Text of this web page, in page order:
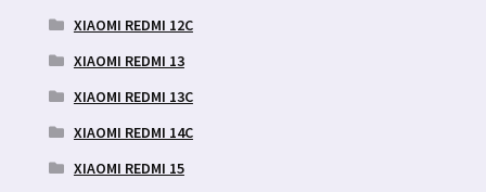
XIAOMI REDMI 12C
XIAOMI REDMI 13
XIAOMI REDMI 13C
XIAOMI REDMI 14C
XIAOMI REDMI 15